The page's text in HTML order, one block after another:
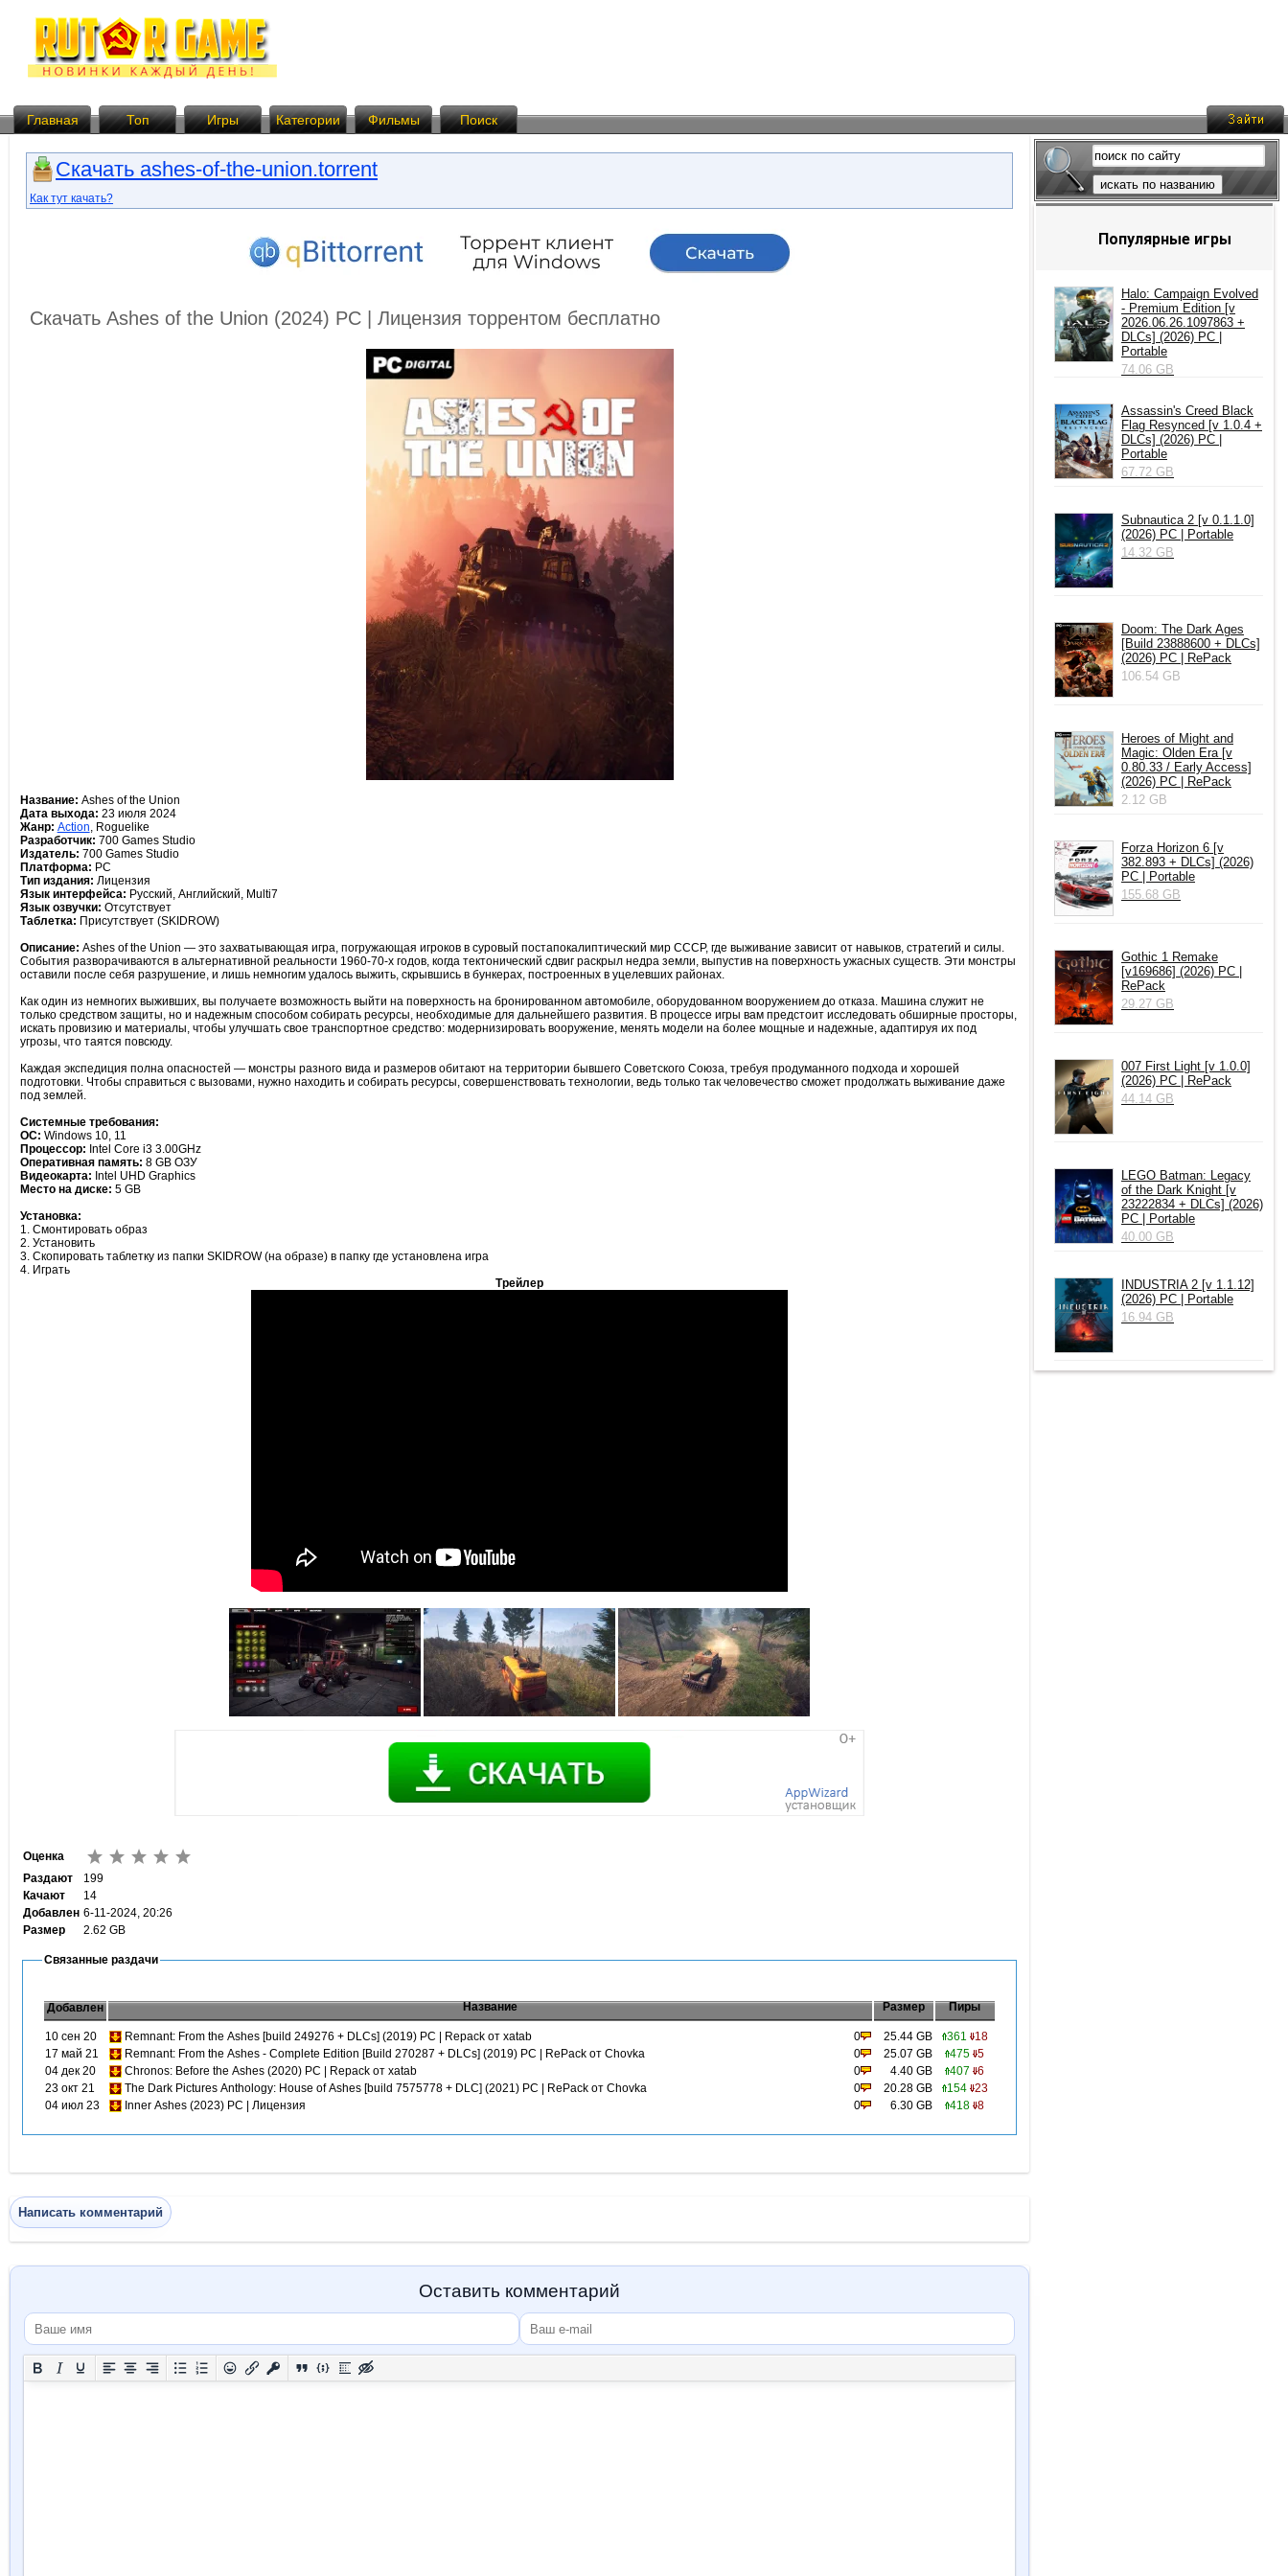
Главная Топ Игры Категории Фильмы Поиск
Скачать ashes-of-the-union.torrent
Как тут качать?
Скачать Ashes of the Union (2024) PC | Лицензия торрентом бесплатно
Название: Ashes of the Union
Дата выхода: 23 июля 2024
Жанр: Action, Roguelike
Разработчик: 700 Games Studio
Издатель: 700 Games Studio
Платформа: PC
Тип издания: Лицензия
Язык интерфейса: Русский, Английский, Multi7
Язык озвучки: Отсутствует
Таблетка: Присутствует (SKIDROW)
Описание: Ashes of the Union — это захватывающая игра, погружающая игроков в суровый постапокалиптический мир СССР, где выживание зависит от навыков, стратегий и силы.
События разворачиваются в альтернативной реальности 1960-70-х годов, когда тектонический сдвиг раскрыл недра земли, выпустив на поверхность ужасных существ. Эти монстры
оставили после себя разрушение, и лишь немногим удалось выжить, скрывшись в бункерах, построенных в уцелевших районах.
Как один из немногих выживших, вы получаете возможность выйти на поверхность на бронированном автомобиле, оборудованном вооружением до отказа. Машина служит не
только средством защиты, но и надежным способом собирать ресурсы, необходимые для дальнейшего развития. В процессе игры вам предстоит исследовать обширные просторы,
искать провизию и материалы, чтобы улучшать свое транспортное средство: модернизировать вооружение, менять модели на более мощные и надежные, адаптируя их под
угрозы, что таятся повсюду.
Каждая экспедиция полна опасностей — монстры разного вида и размеров обитают на территории бывшего Советского Союза, требуя продуманного подхода и хорошей
подготовки. Чтобы справиться с вызовами, нужно находить и собирать ресурсы, совершенствовать технологии, ведь только так человечество сможет продолжать выживание даже
под землей.
Системные требования:
ОС: Windows 10, 11
Процессор: Intel Core i3 3.00GHz
Оперативная память: 8 GB ОЗУ
Видеокарта: Intel UHD Graphics
Место на диске: 5 GB
Установка:
1. Смонтировать образ
2. Установить
3. Скопировать таблетку из папки SKIDROW (на образе) в папку где установлена игра
4. Играть
Трейлер
Оценка
Раздают
199
Качают
14
Добавлен 6-11-2024, 20:26
Размер
2.62 GB
Связанные раздачи
Добавлен Название Размер Пиры
10 сен 20 Remnant: From the Ashes [build 249276 + DLCs] (2019) PC | Repack от xatab 0 25.44 GB 361
18
17 май 21
Remnant: From the Ashes - Complete Edition [Build 270287 + DLCs] (2019) PC | RePack от Chovka 0 25.07 GB 475 5
04 дек 20
Chronos: Before the Ashes (2020) PC | Repack от xatab 0 4.40 GB 407
6
23 окт 21
The Dark Pictures Anthology: House of Ashes [build 7575778 + DLC] (2021) PC | RePack от Chovka 0 20.28 GB 154 23
04 июл 23
Inner Ashes (2023) PC | Лицензия 0 6.30 GB 418 8
Написать комментарий
Оставить комментарий
искать по названию
Популярные игры
Halo: Campaign Evolved
- Premium Edition [v
2026.06.26.1097863 +
DLCs] (2026) PC |
Portable
74.06 GB
Assassin's Creed Black
Flag Resynced [v 1.0.4 +
DLCs] (2026) PC |
Portable
67.72 GB
Subnautica 2 [v 0.1.1.0]
(2026) PC | Portable
14.32 GB
Doom: The Dark Ages
[Build 23888600 + DLCs]
(2026) PC | RePack
106.54 GB
Heroes of Might and
Magic: Olden Era [v
0.80.33 / Early Access]
(2026) PC | RePack
2.12 GB
Forza Horizon 6 [v
382.893 + DLCs] (2026)
PC | Portable
155.68 GB
Gothic 1 Remake
[v169686] (2026) PC |
RePack
29.27 GB
007 First Light [v 1.0.0]
(2026) PC | RePack
44.14 GB
LEGO Batman: Legacy
of the Dark Knight [v
23222834 + DLCs] (2026)
PC | Portable
40.00 GB
INDUSTRIA 2 [v 1.1.12]
(2026) РС | Portable
16.94 GB